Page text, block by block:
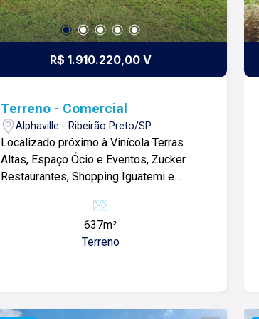
R$ 1.910.220,00 V
Terreno - Comercial
Alphaville - Ribeirão Preto/SP
Localizado próximo à Vinícola Terras
Altas, Espaço Ócio e Eventos, Zucker
Restaurantes, Shopping Iguatemi e
Topografia plana; -636m²; -Ideal para
agendamento de visita, entre em
637m²
Terreno